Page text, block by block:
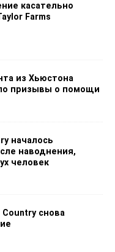
касательно
Farms
из Хьюстона
призывы о помощи
началось
наводнения,
человек
Country снова